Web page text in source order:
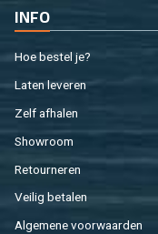
INFO
Hoe be­stel je?
Laten le­ve­ren
Zelf af­ha­len
Show­room
Re­tour­ne­ren
Vei­lig be­ta­len
Al­ge­me­ne voor­waar­den